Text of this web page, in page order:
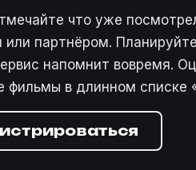
что уже
партнёром.
напомнит вовремя.
фильмы в длинном списке